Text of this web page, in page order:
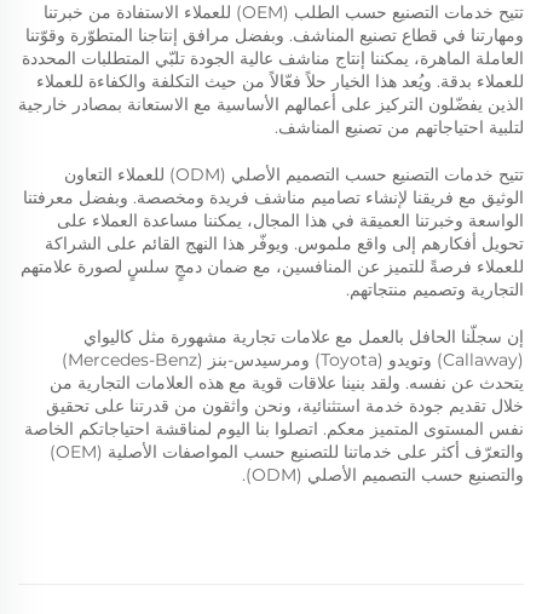
تتيح خدمات التصنيع حسب الطلب (OEM) للعملاء الاستفادة من خبرتنا
ومهارتنا في قطاع تصنيع المناشف. وبفضل مرافق إنتاجنا المتطوّرة وقوّتنا
العاملة الماهرة، يمكننا إنتاج مناشف عالية الجودة تلبّي المتطلبات المحددة
للعملاء بدقة. ويُعد هذا الخيار حلاً فعّالاً من حيث التكلفة والكفاءة للعملاء
الذين يفضّلون التركيز على أعمالهم الأساسية مع الاستعانة بمصادر خارجية
لتلبية احتياجاتهم من تصنيع المناشف.
تتيح خدمات التصنيع حسب التصميم الأصلي (ODM) للعملاء التعاون
الوثيق مع فريقنا لإنشاء تصاميم مناشف فريدة ومخصصة. وبفضل معرفتنا
الواسعة وخبرتنا العميقة في هذا المجال، يمكننا مساعدة العملاء على
تحويل أفكارهم إلى واقع ملموس. ويوفّر هذا النهج القائم على الشراكة
للعملاء فرصةً للتميز عن المنافسين، مع ضمان دمجٍ سلسٍ لصورة علامتهم
التجارية وتصميم منتجاتهم.
إن سجلّنا الحافل بالعمل مع علامات تجارية مشهورة مثل كاليواي
(Callaway) وتويدو (Toyota) ومرسيدس-بنز (Mercedes-Benz)
يتحدث عن نفسه. ولقد بنينا علاقات قوية مع هذه العلامات التجارية من
خلال تقديم جودة خدمة استثنائية، ونحن واثقون من قدرتنا على تحقيق
نفس المستوى المتميز معكم. اتصلوا بنا اليوم لمناقشة احتياجاتكم الخاصة
والتعرّف أكثر على خدماتنا للتصنيع حسب المواصفات الأصلية (OEM)
والتصنيع حسب التصميم الأصلي (ODM).